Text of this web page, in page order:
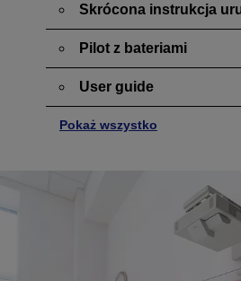
Skrócona instrukcja
Pilot z bateriami
User guide
Pokaż wszystko